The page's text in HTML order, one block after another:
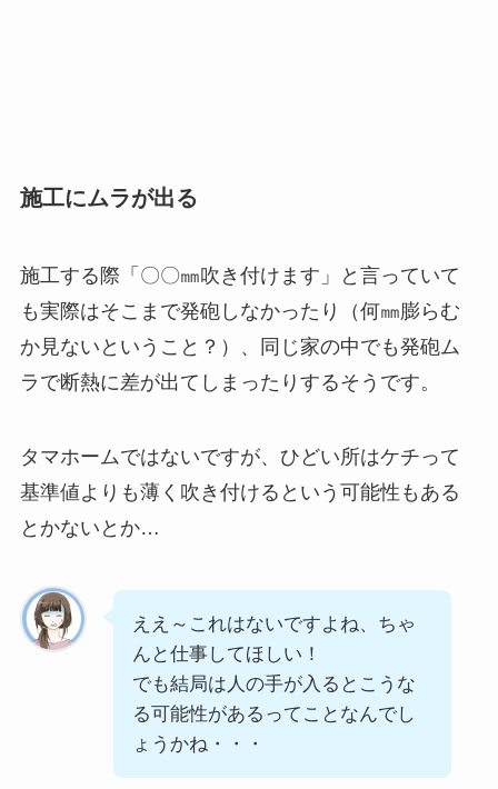
施工にムラが出る
施工する際「〇〇㎜吹き付けます」と言っていて
も実際はそこまで発砲しなかったり（何㎜膨らむ
か見ないということ？）、同じ家の中でも発砲ム
ラで断熱に差が出てしまったりするそうです。
タマホームではないですが、ひどい所はケチって
基準値よりも薄く吹き付けるという可能性もある
とかないとか…
ええ～これはないですよね、ちゃ
んと仕事してほしい！
でも結局は人の手が入るとこうな
る可能性があるってことなんでし
ょうかね・・・